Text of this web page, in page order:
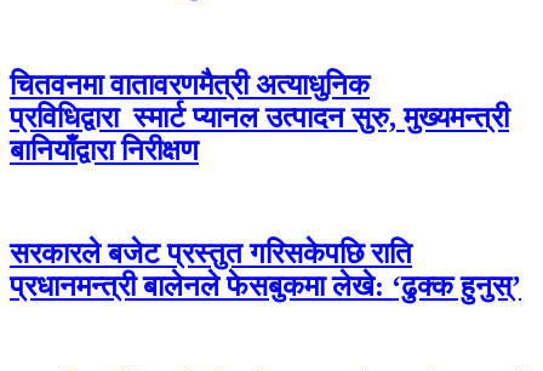
चितवनमा वातावरणमैत्री अत्याधुनिक
प्रविधिद्वारा स्मार्ट प्यानल उत्पादन सुरु, मुख्यमन्त्री
बानियाँद्वारा निरीक्षण
सरकारले बजेट प्रस्तुत गरिसकेपछि राति
प्रधानमन्त्री बालेनले फेसबुकमा लेखे: ‘ढुक्क हुनुस्’